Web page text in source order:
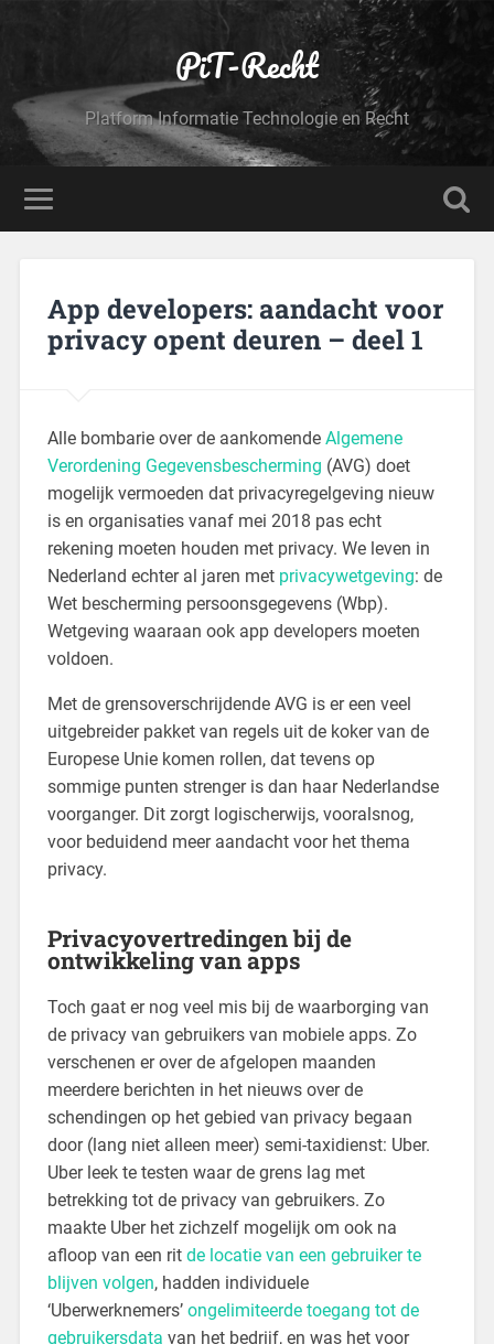
PiT-Recht
Platform Informatie Technologie en Recht
App developers: aandacht voor
privacy opent deuren – deel 1
Alle bombarie over de aankomende Algemene
Verordening Gegevensbescherming (AVG) doet
mogelijk vermoeden dat privacyregelgeving nieuw
is en organisaties vanaf mei 2018 pas echt
rekening moeten houden met privacy. We leven in
Nederland echter al jaren met privacywetgeving: de
Wet bescherming persoonsgegevens (Wbp).
Wetgeving waaraan ook app developers moeten
voldoen.
Met de grensoverschrijdende AVG is er een veel
uitgebreider pakket van regels uit de koker van de
Europese Unie komen rollen, dat tevens op
sommige punten strenger is dan haar Nederlandse
voorganger. Dit zorgt logischerwijs, vooralsnog,
voor beduidend meer aandacht voor het thema
privacy.
Privacyovertredingen bij de
ontwikkeling van apps
Toch gaat er nog veel mis bij de waarborging van
de privacy van gebruikers van mobiele apps. Zo
verschenen er over de afgelopen maanden
meerdere berichten in het nieuws over de
schendingen op het gebied van privacy begaan
door (lang niet alleen meer) semi-taxidienst: Uber.
Uber leek te testen waar de grens lag met
betrekking tot de privacy van gebruikers. Zo
maakte Uber het zichzelf mogelijk om ook na
afloop van een rit de locatie van een gebruiker te
blijven volgen, hadden individuele
‘Uberwerknemers’ ongelimiteerde toegang tot de
gebruikersdata van het bedrijf, en was het voor